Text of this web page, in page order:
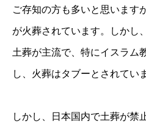
ご存知の方も多いと思います
が火葬されています。しかし
土葬が主流で、特にイスラム
し、火葬はタブーとされてい
しかし、日本国内で土葬が禁